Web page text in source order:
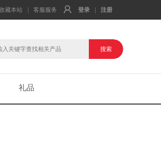
藏本站 客服服务 登录 注册
礼品